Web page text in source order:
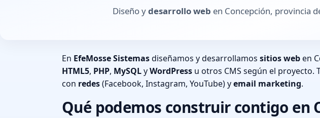
Diseño ydesarrollo web en Concepción, provincia
En EfeMosse Sistemasdiseñamos y desarrollamos sitios weben
HTML5, PHP, MySQLyWordPress u otros CMS según el proyecto.
con redes(Facebook, Instagram, YouTube) yemail marketing.
Qué podemos construir contigo en